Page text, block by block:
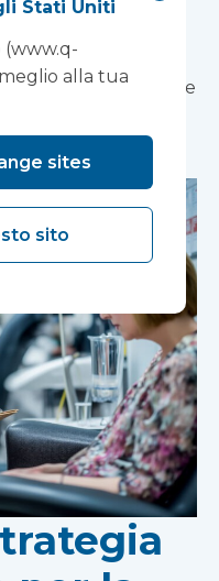
di ricerca
sviluppo di nuove
mentale.
Stati Uniti
(www.q-
alla tua
sites
sito